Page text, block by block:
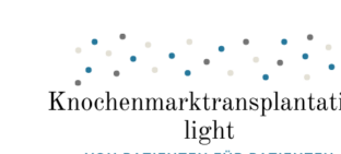
Hauptmenü